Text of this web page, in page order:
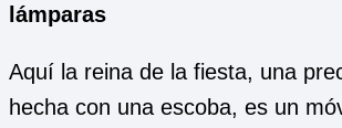
lámparas
Aquí la reina de la fiesta, una
hecha con una escoba, es un